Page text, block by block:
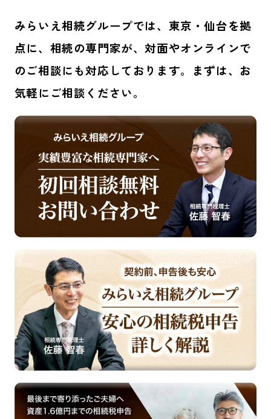
みらいえ相続グループでは、東京・仙台を拠
点に、 相続の専門家が、対面やオンラインで
のご相談にも対応しております。まずは、お
気軽にご相談ください。